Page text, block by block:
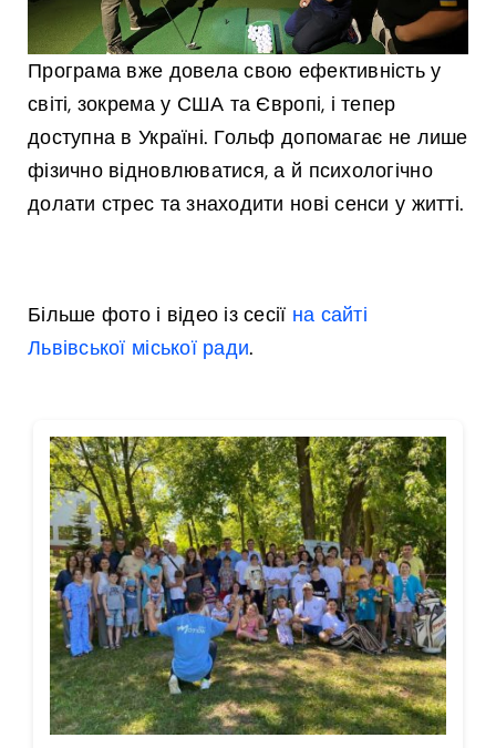
Програма вже довела свою ефективність у
світі, зокрема у США та Європі, і тепер
доступна в Україні. Гольф допомагає не лише
фізично відновлюватися, а й психологічно
долати стрес та знаходити нові сенси у житті.
Більше фото і відео із сесії на сайті
Львівської міської ради.